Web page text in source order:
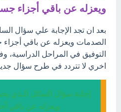
ويعزله عن باقي أجزاء
بعد ان تجد الإجابة علي سؤال
الصدمات ويعزله عن باقي أجزاء
التوفيق في المراحل الدراسية،
اخري لا تتردد في طرح سؤال
إجابة سؤال السائل الـذي
ويعزله عن باقي